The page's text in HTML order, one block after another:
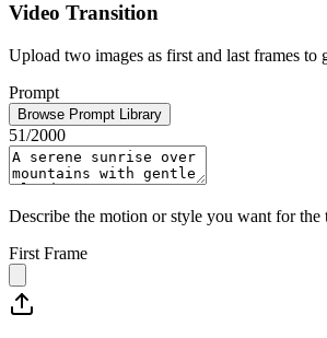
Video Transition
Upload two images as first and last frames to
Prompt
Browse Prompt Library
51/2000
Describe the motion or style you want for the
First Frame